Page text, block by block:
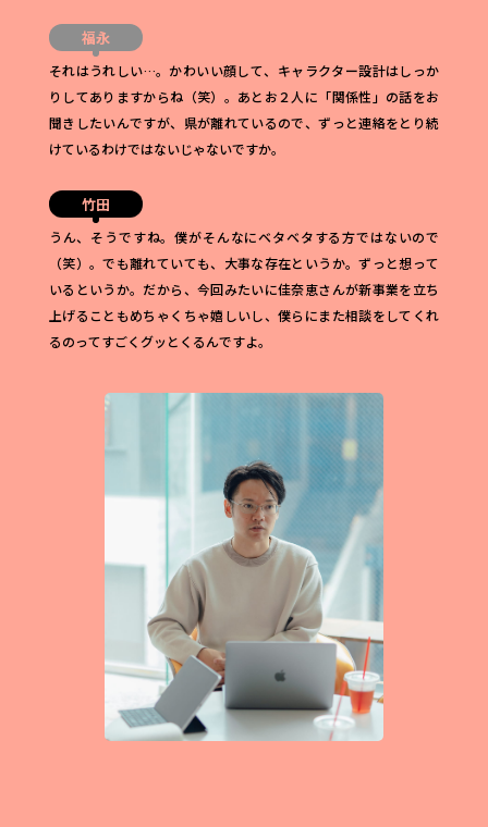
福永
それはうれしい…。かわいい顔して、キャラクター設計はしっか
りしてありますからね（笑）。あとお２人に「関係性」の話をお
聞きしたいんですが、県が離れているので、ずっと連絡をとり続
けているわけではないじゃないですか。
竹田
うん、そうですね。僕がそんなにベタベタする方ではないので
（笑）。でも離れていても、大事な存在というか。ずっと想って
いるというか。だから、今回みたいに佳奈恵さんが新事業を立ち
上げることもめちゃくちゃ嬉しいし、僕らにまた相談をしてくれ
るのってすごくグッとくるんですよ。